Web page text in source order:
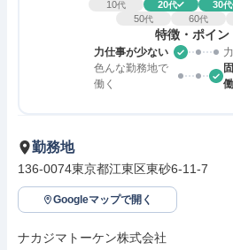
10代 20代 30代
50代 60代
特徴・ポイン
力仕事が少ない
色んな勤務地で
働く
勤務地
136-0074東京都江東区東砂6-11-7
Googleマップで開く
ナカジマトーケン株式会社